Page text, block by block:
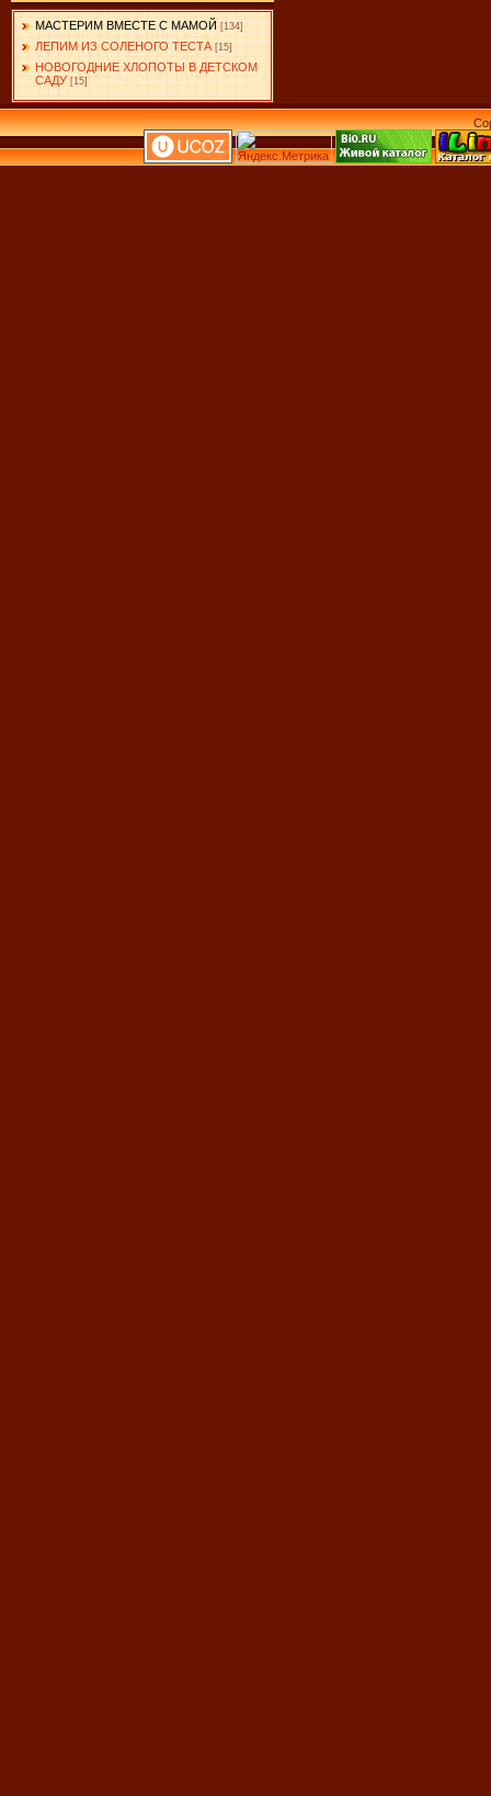
МАСТЕРИМ ВМЕСТЕ С МАМОЙ [134]
ЛЕПИМ ИЗ СОЛЕНОГО ТЕСТА [15]
НОВОГОДНИЕ ХЛОПОТЫ В ДЕТСКОМ
САДУ [15]